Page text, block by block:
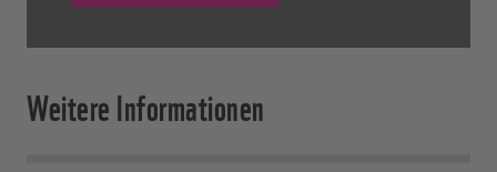
Weitere Informationen